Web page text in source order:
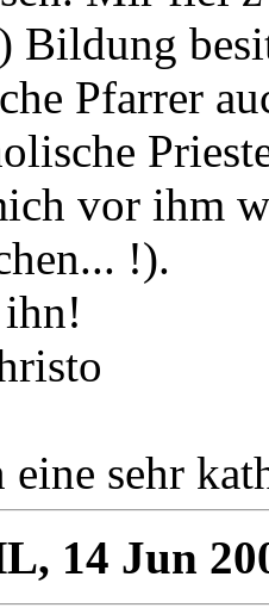
Bildung
Pfarrer
vor ihm
!).
eine sehr
14 Jun